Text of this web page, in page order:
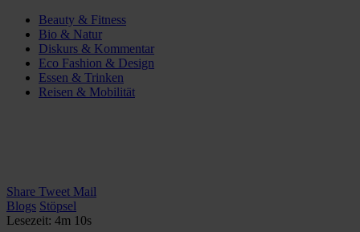
Beauty & Fitness
Bio & Natur
Diskurs & Kommentar
Eco Fashion & Design
Essen & Trinken
Reisen & Mobilität
Share Tweet Mail
Blogs Stöpsel
Lesezeit: 4m 10s